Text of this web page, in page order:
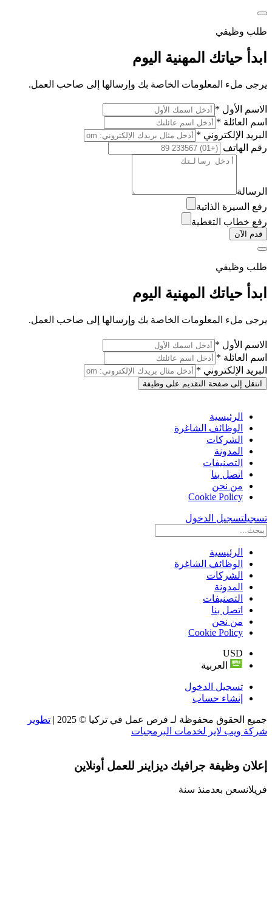
طلب وظيفي
ابدأ حياتك المهنية اليوم
يرجى ملء المعلومات الخاصة بك وإرسالها إلى صاحب العمل.
الاسم الأول *
اسم العائلة *
البريد الإلكتروني *
رقم الهاتف
الرسالة
رفع السيرة الذاتية
رفع خطاب التغطية
قدم الآن
طلب وظيفي
ابدأ حياتك المهنية اليوم
يرجى ملء المعلومات الخاصة بك وإرسالها إلى صاحب العمل.
الاسم الأول *
اسم العائلة *
البريد الإلكتروني *
انتقل إلى صفحة التقديم على وظيفة
الرئيسية
الوظائف الشاغرة
الشركات
المدونة
التصنيفات
اتصل بنا
من نحن
Cookie Policy
تسجيلتسجيل الدخول
الرئيسية
الوظائف الشاغرة
الشركات
المدونة
التصنيفات
اتصل بنا
من نحن
Cookie Policy
USD
العربية
تسجيل الدخول
إنشاء حساب
جميع الحقوق محفوظة لـ فرص عمل في تركيا © 2025 |
تطوير
شركة ويب لاير لخدمات البرمجيات
إعلان وظيفة جرافيك ديزاينر للعمل أونلاين
فريلانسعن بعدمنذ سنة